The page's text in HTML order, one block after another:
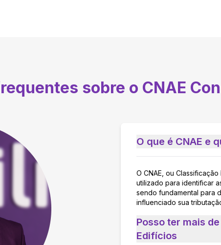
sobre o CNAE
O que é CNAE e
O CNAE, ou
utilizado para identificar
sendo fundamental para
influenciado sua
Posso ter mais
Edifícios